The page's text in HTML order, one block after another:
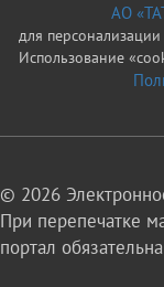
АО
для
Использование
© 2026
При перепечатке
портал обязательна